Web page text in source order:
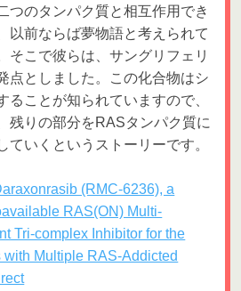
つのタンパク質と相互作用でき
以前ならば夢物語と考えられて
そこで彼らは、サングリフェリ
点としました。この化合物はシ
ることが知られていますので、
残りの部分をRASタンパク質に
ていくというストーリーです。
(RMC-6236), a
RAS(ON) Multi-
Tri-complex Inhibitor for the
with Multiple RAS-Addicted